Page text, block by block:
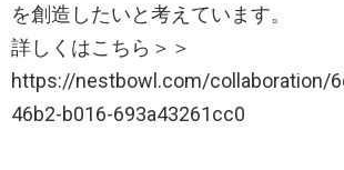
を創造したいと考えています。
詳しくはこちら＞＞
https://nestbowl.com/collaboration/
46b2-b016-693a43261cc0